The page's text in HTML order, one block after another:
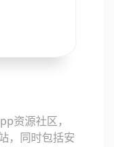
资源社区，
，同时包括安